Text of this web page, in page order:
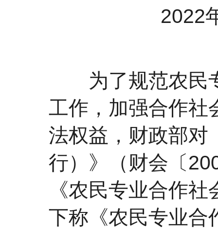
2022
为了规范农民专
工作，加强合作社
法权益，财政部对
行）》（财会〔
《农民专业合作
下称《农民专业合